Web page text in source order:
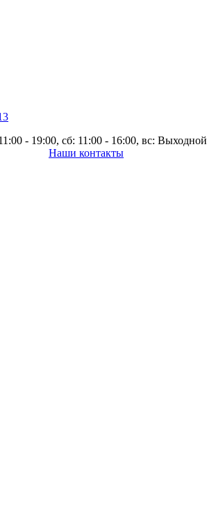
- 19:00, сб: 11:00 - 16:00, вс: Выходной
Наши контакты